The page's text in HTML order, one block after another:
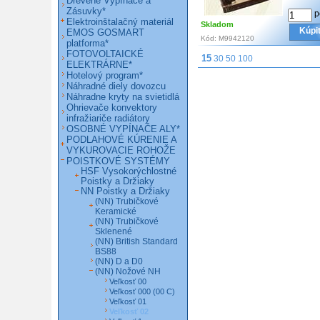
Skladom
Kód: M9942120
15 30 50 100
Zásuvky*
Elektroinštalačný materiál
EMOS GOSMART
platforma*
FOTOVOLTAICKÉ
ELEKTRÁRNE*
Hotelový program*
Náhradné diely dovozcu
Náhradne kryty na svietidlá
Ohrievače konvektory
infražiariče radiátory
OSOBNÉ VYPÍNAČE ALY*
PODLAHOVÉ KÚRENIE A
VYKUROVACIE ROHOŽE
POISTKOVÉ SYSTÉMY
HSF Vysokorýchlostné
Poistky a Držiaky
NN Poistky a Držiaky
(NN) Trubičkové
Keramické
(NN) Trubičkové
Sklenené
(NN) British Standard
BS88
(NN) D a D0
(NN) Nožové NH
Veľkosť 00
Veľkosť 000 (00 C)
Veľkosť 01
Veľkosť 02